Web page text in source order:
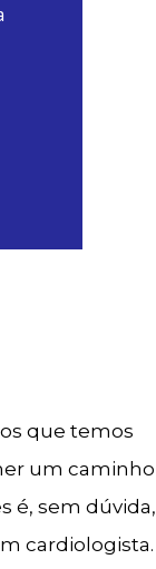
que temos
um caminho
é, sem dúvida,
cardiologista.